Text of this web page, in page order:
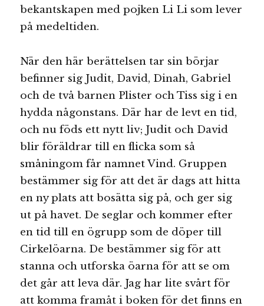
bekantskapen med pojken Li Li som lever
på medeltiden.
När den här berättelsen tar sin börjar
befinner sig Judit, David, Dinah, Gabriel
och de två barnen Plister och Tiss sig i en
hydda någonstans. Där har de levt en tid,
och nu föds ett nytt liv; Judit och David
blir föräldrar till en flicka som så
småningom får namnet Vind. Gruppen
bestämmer sig för att det är dags att hitta
en ny plats att bosätta sig på, och ger sig
ut på havet. De seglar och kommer efter
en tid till en ögrupp som de döper till
Cirkelöarna. De bestämmer sig för att
stanna och utforska öarna för att se om
det går att leva där. Jag har lite svårt för
att komma framåt i boken för det finns en